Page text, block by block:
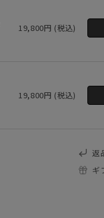
19,800円 (税込)
19,800円 (税込)
返
ギ